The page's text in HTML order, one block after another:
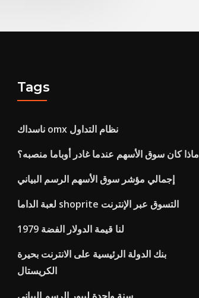
Tags
ناسداك omx نظام التداول
ماذا كان سوق الأسهم عندما غادر أوباما منصبه؟
إجمالي مؤشر سوق الأسهم الرسم البياني
لعبة الداما shoprite التسوق عبر الإنترنت
لنا قيمة الدولار الفضة 1979
بنك الدولة الرئيسية على الانترنت بحيرة
الكريستال